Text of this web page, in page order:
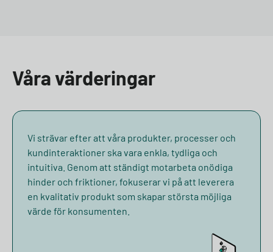
Våra värderingar
Vi strävar efter att våra produkter, processer och
kundinteraktioner ska vara enkla, tydliga och
intuitiva. Genom att ständigt motarbeta onödiga
hinder och friktioner, fokuserar vi på att leverera
en kvalitativ produkt som skapar största möjliga
värde för konsumenten.